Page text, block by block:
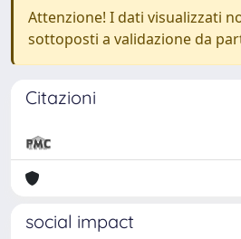
Attenzione! I dati visualizzati
sottoposti a validazione da
Citazioni
social impact